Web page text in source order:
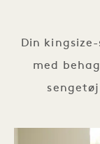
Din
med